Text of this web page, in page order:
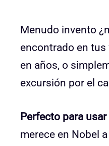
Menudo invento
encontrado en tus
en años, o
excursión por el
Perfecto para
merece en Nobel